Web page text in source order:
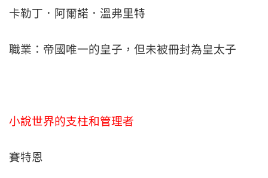
卡勒丁．阿爾諾．溫弗里特
職業：帝國唯一的皇子，但未被冊封為皇太子
小說世界的支柱和管理者
賽特恩